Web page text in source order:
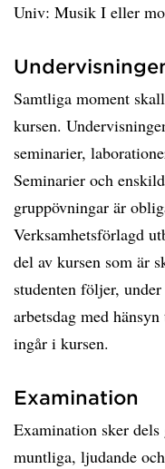
Univ: Musik I eller
Samtliga moment
kursen.
seminarier,
Seminarier och
gruppövningar är
Verksamhetsförlagd
del av kursen som är
studenten följer,
arbetsdag med
ingår i kursen.
Examination
Examination sker
muntliga, ljudande